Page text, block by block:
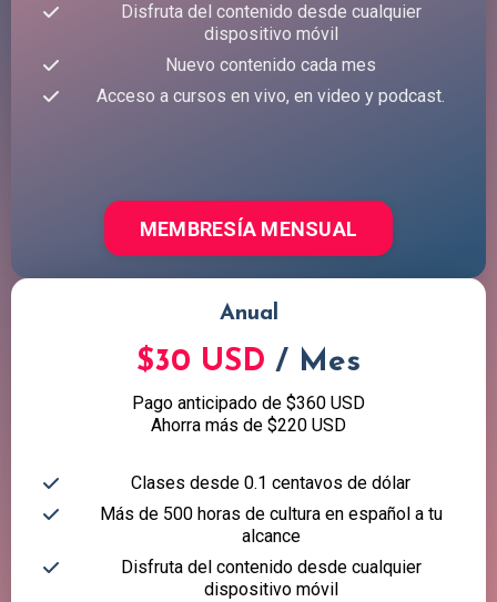
Disfruta del contenido desde cualquier
dispositivo móvil
Nuevo contenido cada mes
Acceso a cursos en vivo, en video y podcast.
MEMBRESÍA MENSUAL
Anual
$30 USD / Mes
Pago anticipado de $360 USD
Ahorra más de $220 USD
Clases desde 0.1 centavos de dólar
Más de 500 horas de cultura en español a tu
alcance
Disfruta del contenido desde cualquier
dispositivo móvil